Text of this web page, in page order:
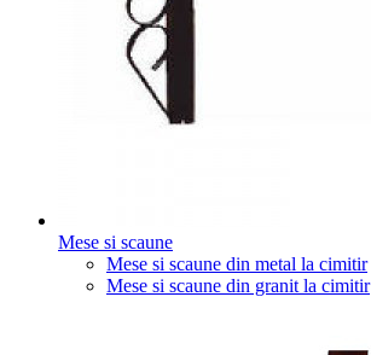
Mese si scaune
Mese si scaune din metal la cimitir
Mese si scaune din granit la cimitir